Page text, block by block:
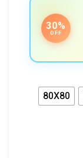
30%
OFF
80X80